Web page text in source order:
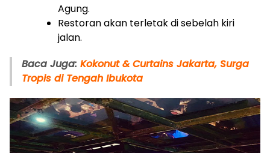
Agung.
Restoran akan terletak di sebelah kiri
jalan.
Baca Juga: Kokonut & Curtains Jakarta, Surga
Tropis di Tengah Ibukota